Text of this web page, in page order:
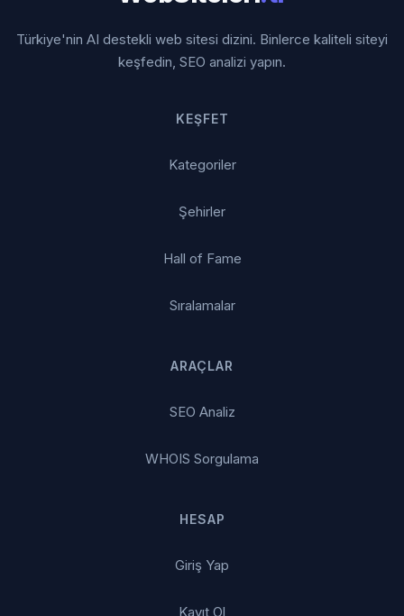
Türkiye'nin AI destekli web sitesi dizini. Binlerce kaliteli siteyi
keşfedin, SEO analizi yapın.
KEŞFET
Kategoriler
Şehirler
Hall of Fame
Sıralamalar
ARAÇLAR
SEO Analiz
WHOIS Sorgulama
HESAP
Giriş Yap
Kayıt Ol